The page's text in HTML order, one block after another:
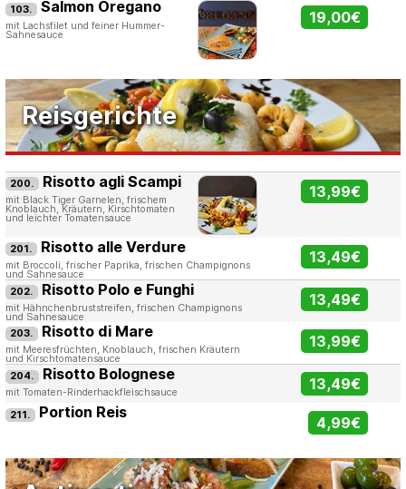
103. Salmon Oregano
mit Lachsfilet und feiner Hummer-
Sahnesauce
19,00€
Reisgerichte
200. Risotto agli Scampi
mit Black Tiger Garnelen, frischem
Knoblauch, Kräutern, Kirschtomaten
und leichter Tomatensauce
13,99€
201. Risotto alle Verdure
mit Broccoli, frischer Paprika, frischen Champignons
und Sahnesauce
13,49€
202. Risotto Polo e Funghi
mit Hähnchenbruststreifen, frischen Champignons
und Sahnesauce
13,49€
203. Risotto di Mare
mit Meeresfrüchten, Knoblauch, frischen Kräutern
und Kirschtomatensauce
13,99€
204. Risotto Bolognese
mit Tomaten-Rinderhackfleischsauce 13,49€
211. Portion Reis
4,99€